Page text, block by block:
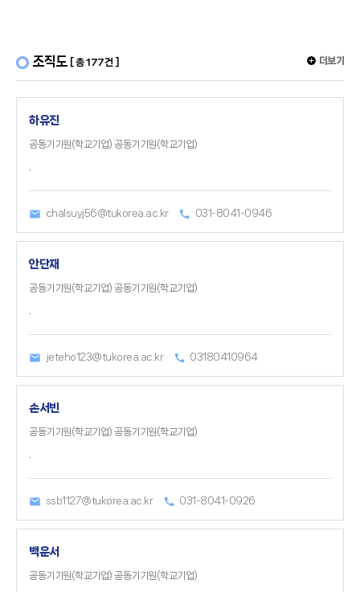
조직도 [ 총 177건 ] 더보기
하유진
공동기기원(학교기업) 공동기기원(학교기업)
chalsuyj56@tukorea.ac.kr 031-8041-0946
안단재
공동기기원(학교기업) 공동기기원(학교기업)
jeteho123@tukorea.ac.kr 03180410964
손서빈
공동기기원(학교기업) 공동기기원(학교기업)
ssb1127@tukorea.ac.kr 031-8041-0926
백운서
공동기기원(학교기업) 공동기기원(학교기업)